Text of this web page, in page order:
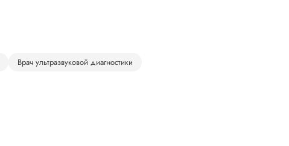
Врач ультразвуковой диагностики